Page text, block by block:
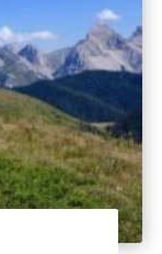
bains.
que de
de votre
MONTAGNE